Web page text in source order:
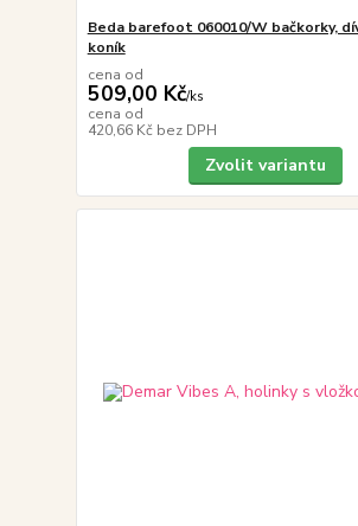
Beda barefoot 060010/W bačkorky,
koník
cena od
509,00 Kč/ks
cena od
420,66 Kč bez DPH
Zvolit variantu